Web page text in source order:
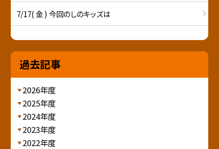
7/17( 金 ) 今回のしのキッズは
過去記事
2026年度
2025年度
2024年度
2023年度
2022年度